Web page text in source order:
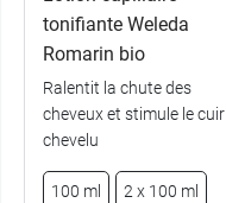
tonifiante Weleda
Romarin bio
Ralentit la chute des
cheveux et stimule le cuir
chevelu
100 ml 2 x 100 ml